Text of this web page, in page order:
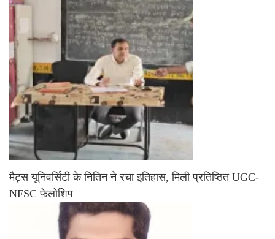
मैट्स यूनिवर्सिटी के नितिन ने रचा इतिहास, मिली प्रतिष्ठित UGC-
NFSC फ़ेलोशिप